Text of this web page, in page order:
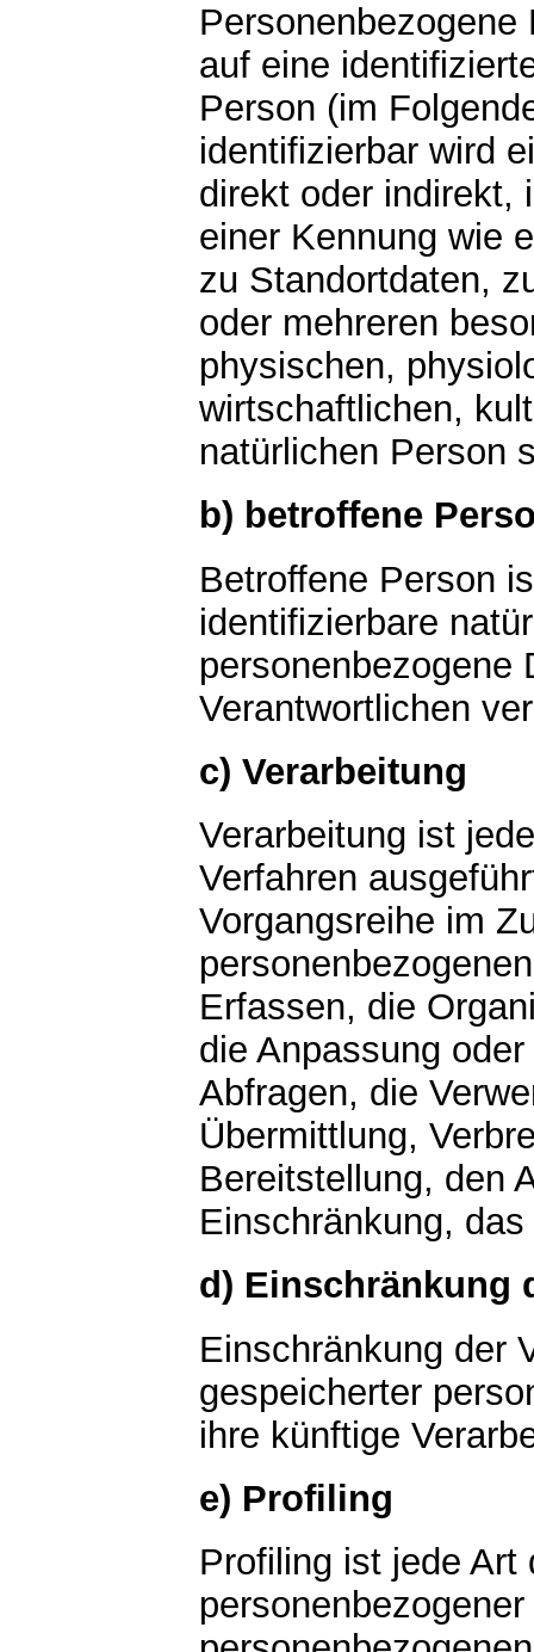
auf eine
Person (im
identifizierbar wird
direkt oder indirekt,
einer Kennung wie
zu Standortdaten,
oder mehreren
physischen,
wirtschaftlichen,
natürlichen Person
b) betroffene
Betroffene Person
identifizierbare
personenbezogene
Verantwortlichen
c) Verarbeitung
Verarbeitung ist
Verfahren
Vorgangsreihe im
Erfassen, die
die Anpassung
Abfragen, die
Übermittlung,
Bereitstellung, den
Einschränkung,
d) Einschränkung
Einschränkung der
gespeicherter
ihre künftige
e) Profiling
Profiling ist jede Art